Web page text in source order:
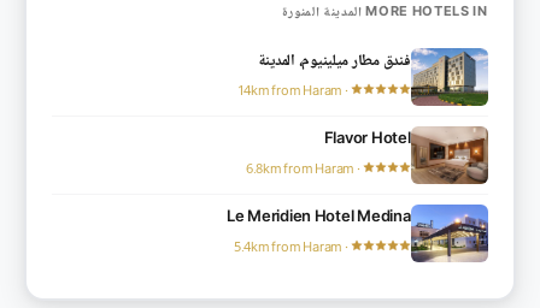
MORE HOTELS IN المدينة المنورة
فندق مطار ميلينيوم، المدينة
· 14km from Haram
Flavor Hotel
· 6.8km from Haram
Le Meridien Hotel Medina
· 5.4km from Haram